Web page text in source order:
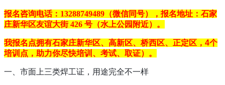
报名咨询电话：13288749489（微信同号），报名地址：石家
庄新华区友谊大街 426 号（水上公园附近）。
我报名点拥有石家庄新华区、高新区、桥西区、正定区，4个
培训点，助力你尽快培训、考试、取证）。
一、市面上三类焊工证，用途完全不一样